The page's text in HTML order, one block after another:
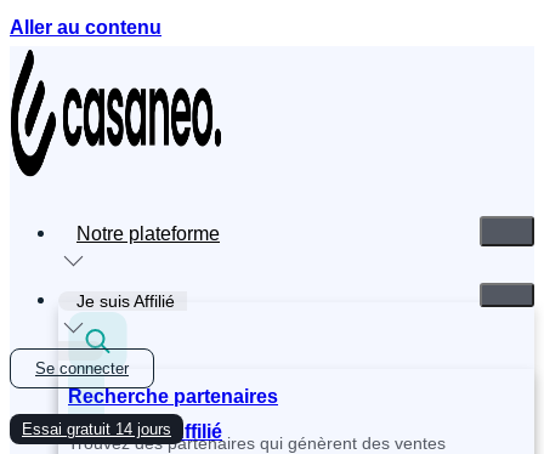
Aller au contenu
Notre plateforme
Recherche partenaires
Trouvez des partenaires qui génèrent des ventes
Je suis Affilié
Inscription Affilié
Se connecter
Essai gratuit 14 jours